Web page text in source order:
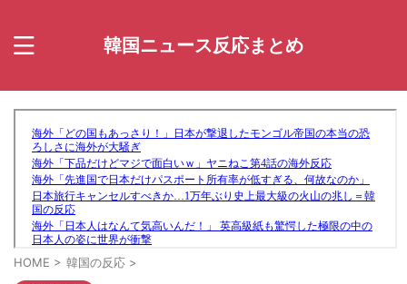
韓国ニュース反応まとめ
HOME > 韓国の反応 >